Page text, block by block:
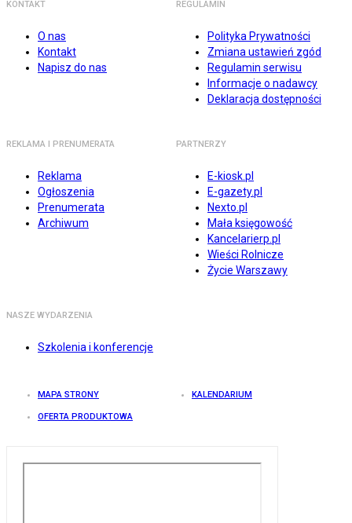
KONTAKT
O nas
Kontakt
Napisz do nas
REGULAMIN
Polityka Prywatności
Zmiana ustawień zgód
Regulamin serwisu
Informacje o nadawcy
Deklaracja dostępności
REKLAMA I PRENUMERATA
Reklama
Ogłoszenia
Prenumerata
Archiwum
PARTNERZY
E-kiosk.pl
E-gazety.pl
Nexto.pl
Mała księgowość
Kancelarierp.pl
Wieści Rolnicze
Życie Warszawy
NASZE WYDARZENIA
Szkolenia i konferencje
MAPA STRONY KALENDARIUM
OFERTA PRODUKTOWA